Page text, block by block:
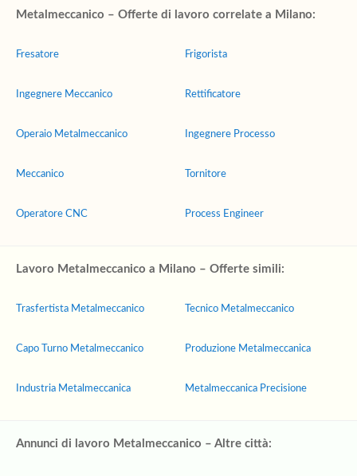
Metalmeccanico – Offerte di lavoro correlate a Milano:
Fresatore
Ingegnere Meccanico
Operaio Metalmeccanico
Meccanico
Operatore CNC
Frigorista
Rettificatore
Ingegnere Processo
Tornitore
Process Engineer
Lavoro Metalmeccanico a Milano – Offerte simili:
Trasfertista Metalmeccanico
Capo Turno Metalmeccanico
Industria Metalmeccanica
Tecnico Metalmeccanico
Produzione Metalmeccanica
Metalmeccanica Precisione
Annunci di lavoro Metalmeccanico – Altre città: